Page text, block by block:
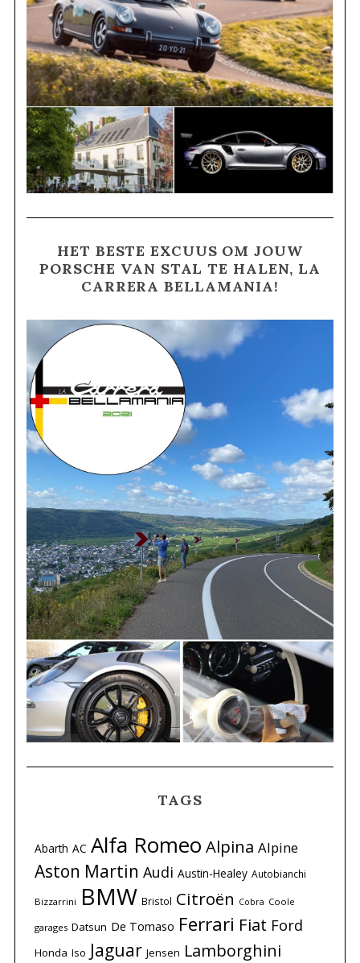
HET BESTE EXCUUS OM JOUW
PORSCHE VAN STAL TE HALEN, LA
CARRERA BELLAMANIA!
TAGS
Abarth AC Alfa Romeo Alpina Alpine
Aston Martin Audi Austin-Healey Autobianchi
Bizzarrini BMW Bristol Citroën Cobra Coole
garages Datsun De Tomaso Ferrari Fiat Ford
Honda Iso Jaguar Jensen Lamborghini